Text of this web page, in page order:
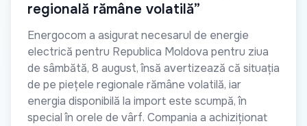
regională rămâne volatilă”
Energocom a asigurat necesarul de energie
electrică pentru Republica Moldova pentru ziua
de sâmbătă, 8 august, însă avertizează că situația
de pe piețele regionale rămâne volatilă, iar
energia disponibilă la import este scumpă, în
special în orele de vârf. Compania a achiziționat